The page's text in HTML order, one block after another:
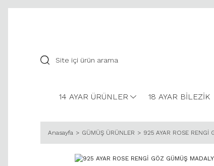
14 AYAR ÜRÜNLER 18 AYAR BİLEZİK
Anasayfa GÜMÜŞ ÜRÜNLER 925 AYAR ROSE RENGİ